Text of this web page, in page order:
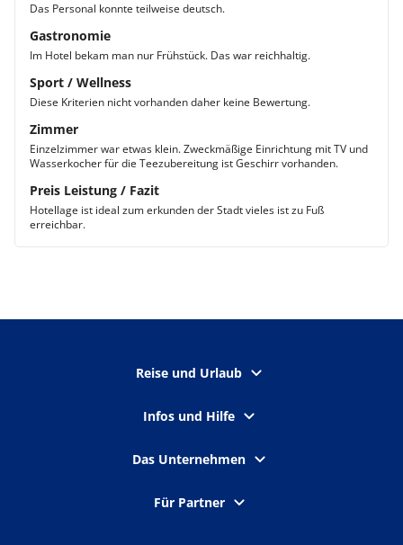
Das Personal konnte teilweise deutsch.
Gastronomie
Im Hotel bekam man nur Frühstück. Das war reichhaltig.
Sport / Wellness
Diese Kriterien nicht vorhanden daher keine Bewertung.
Zimmer
Einzelzimmer war etwas klein. Zweckmäßige Einrichtung mit TV und
Wasserkocher für die Teezubereitung ist Geschirr vorhanden.
Preis Leistung / Fazit
Hotellage ist ideal zum erkunden der Stadt vieles ist zu Fuß
erreichbar.
Reise und Urlaub
Infos und Hilfe
Das Unternehmen
Für Partner